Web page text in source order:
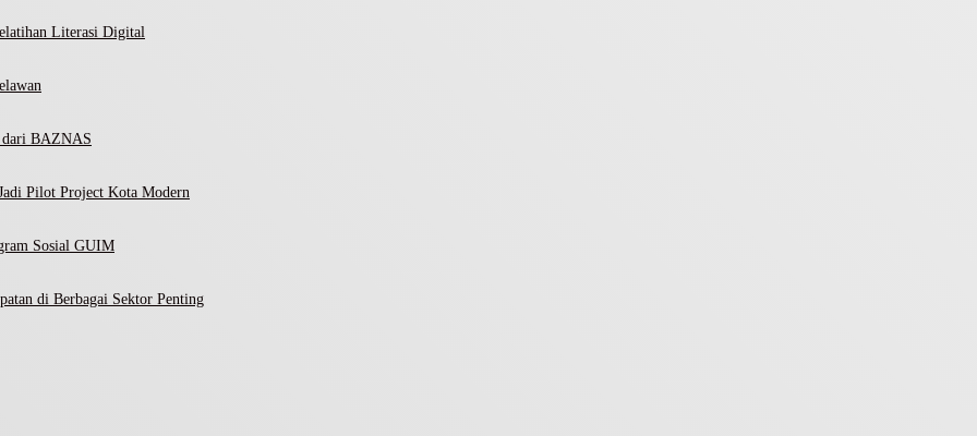
Literasi Digital
dari BAZNAS
Pilot Project Kota Modern
Sosial GUIM
di Berbagai Sektor Penting